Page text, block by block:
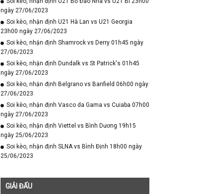
ngày 27/06/2023
Soi kèo, nhận định U21 Hà Lan vs U21 Georgia
23h00 ngày 27/06/2023
Soi kèo, nhận định Shamrock vs Derry 01h45 ngày
27/06/2023
Soi kèo, nhận định Dundalk vs St Patrick's 01h45
ngày 27/06/2023
Soi kèo, nhận định Belgrano vs Banfield 06h00 ngày
27/06/2023
Soi kèo, nhận định Vasco da Gama vs Cuiaba 07h00
ngày 27/06/2023
Soi kèo, nhận định Viettel vs Bình Dương 19h15
ngày 25/06/2023
Soi kèo, nhận định SLNA vs Bình Định 18h00 ngày
25/06/2023
GIẢI ĐẤU